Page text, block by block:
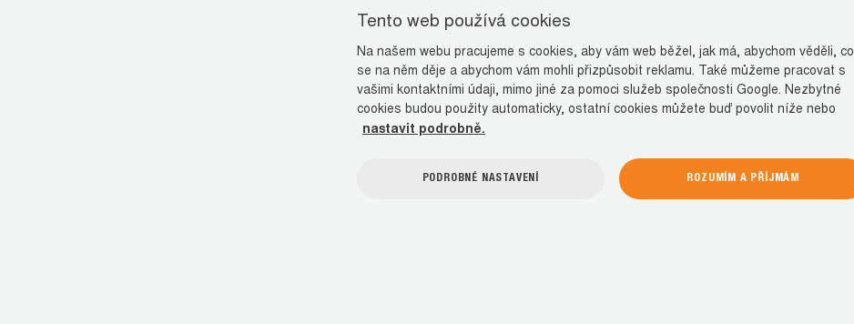
Tento web používá cookies
Na našem webu pracujeme s cookies, aby vám web běžel, jak má, abychom věděli, co
se na něm děje a abychom vám mohli přizpůsobit reklamu. Také můžeme pracovat s
vašimi kontaktními údaji, mimo jiné za pomoci služeb společnosti Google. Nezbytné
cookies budou použity automaticky, ostatní cookies můžete buď povolit níže nebo
nastavit podrobně.
PODROBNÉ NASTAVENÍ ROZUMÍM A PŘÍJMÁM